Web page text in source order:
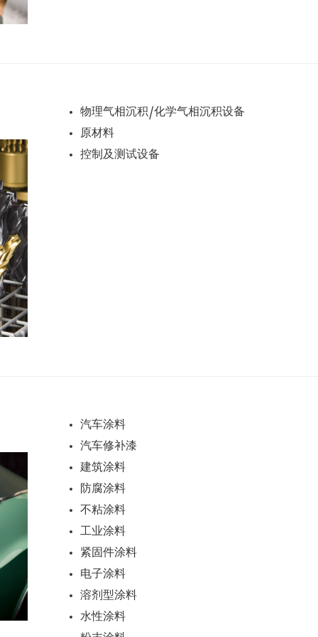
物理气相沉积/化学气相沉积设备
原材料
控制及测试设备
汽车涂料
汽车修补漆
建筑涂料
防腐涂料
不粘涂料
工业涂料
紧固件涂料
电子涂料
溶剂型涂料
水性涂料